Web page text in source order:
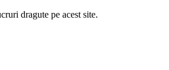
dragute pe acest site.